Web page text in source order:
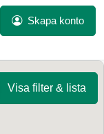
Skapa konto
Visa filter & lista